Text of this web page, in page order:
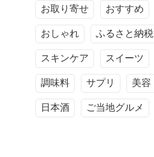
お取り寄せ おすすめ
おしゃれ ふるさと納税
スキンケア スイーツ
調味料 サプリ 美容
日本酒 ご当地グルメ